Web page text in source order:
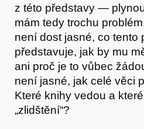
z této představy —
mám tedy trochu
není dost jasné, co tento
představuje, jak by mu
ani proč je to vůbec
není jasné, jak celé věci
Které knihy vedou a
„zlidštění“?